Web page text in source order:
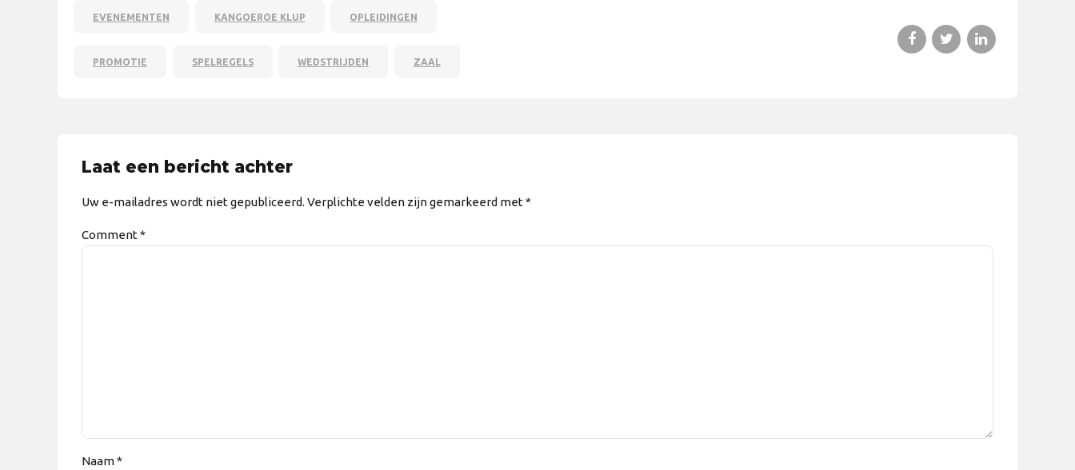
EVENEMENTEN KANGOEROE KLUP OPLEIDINGEN
PROMOTIE SPELREGELS WEDSTRIJDEN ZAAL
Laat een bericht achter
Uw e-mailadres wordt niet gepubliceerd. Verplichte velden zijn gemarkeerd met *
Comment*
Naam *